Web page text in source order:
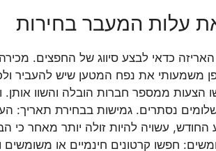
עלות המעבר בחירות
האריזה כדאי לבצע סיווג של החפצים.
משמעותי את נפח המטען שיש להעביר
הצעות ממספר חברות הובלה והשוו
נסתרים. גמישות בבחירת תאריך:
עשויה להיות זולה יותר מאחר כי
חפשו קרטונים חינמיים או משומשים